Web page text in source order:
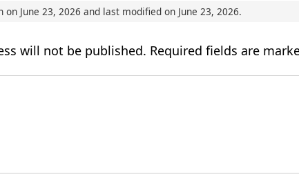
on June 23, 2026 and last modified on June 23, 2026.
will not be published. Required fields are